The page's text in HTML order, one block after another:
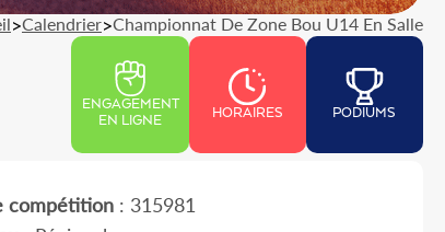
>Calendrier>Championnat De Zone Bou U14 En Salle
ENGAGEMENT
EN LIGNE
HORAIRES PODIUMS
compétition: 315981